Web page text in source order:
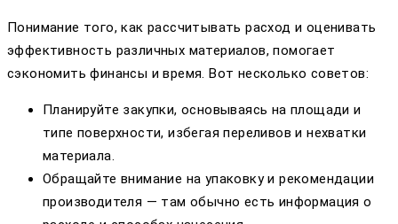
Понимание того, как рассчитывать расход и оценивать
эффективность различных материалов, помогает
сэкономить финансы и время. Вот несколько советов:
Планируйте закупки, основываясь на площади и
типе поверхности, избегая переливов и нехватки
материала.
Обращайте внимание на упаковку и рекомендации
производителя — там обычно есть информация о